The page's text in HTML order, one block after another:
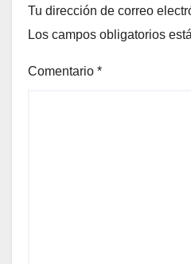
Tu dirección de correo
Los campos obligatorios
Comentario *